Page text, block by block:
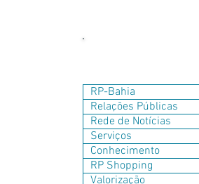
RP-Bahia
Relações Públicas
Rede de Notícias
Serviços
Conhecimento
RP Shopping
Valorização